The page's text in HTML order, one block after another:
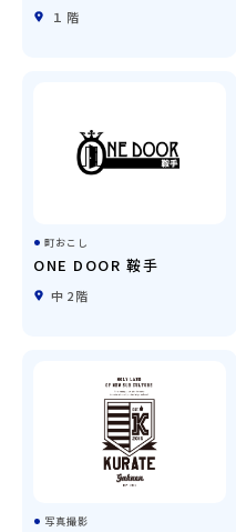
１階
町おこし
ONE DOOR 鞍手
中2階
写真撮影